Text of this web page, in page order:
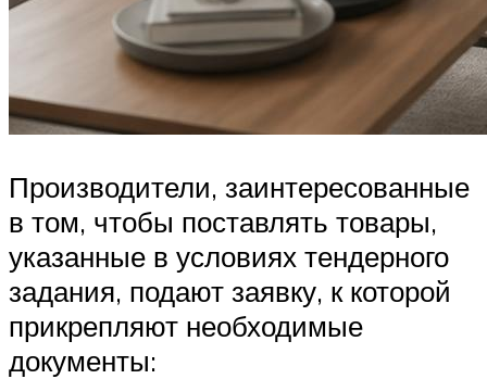
Производители, заинтересованные
в том, чтобы поставлять товары,
указанные в условиях тендерного
задания, подают заявку, к которой
прикрепляют необходимые
документы: